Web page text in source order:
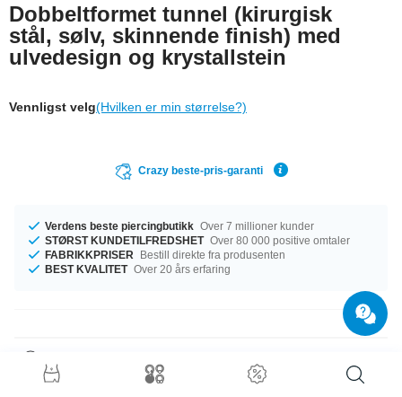
Dobbeltformet tunnel (kirurgisk
stål, sølv, skinnende finish) med
ulvedesign og krystallstein
Vennligst velg(Hvilken er min størrelse?)
Crazy beste-pris-garanti
Verdens beste piercingbutikk Over 7 millioner kunder
STØRST KUNDETILFREDSHET Over 80 000 positive omtaler
FABRIKKPRISER
Bestill direkte fra produsenten
BEST KVALITET Over 20 års erfaring
Den perfekte følgesvenn i enhver anledning … tilgjengelig med diameter